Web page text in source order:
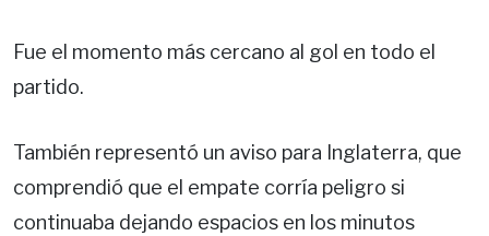
Fue el momento más cercano al gol en todo el
partido.
También representó un aviso para Inglaterra, que
comprendió que el empate corría peligro si
continuaba dejando espacios en los minutos